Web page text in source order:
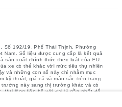
Số 192/19, Phố Thái Thịnh, Phường
Nam. Số liệu được cung cấp là kết quả
sản xuất chính thức theo luật của EU.
xe có thể khác với mức tiêu thụ nhiên
và những con số này chỉ nhằm mục
kỹ thuật, giá cả và màu sắc trên trang
này sang thị trường khác và có
Vui lòng liên hệ với đại lý gần nhất để